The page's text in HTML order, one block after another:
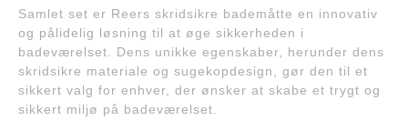
Samlet set er Reers skridsikre bademåtte en innovativ
og pålidelig løsning til at øge sikkerheden i
badeværelset. Dens unikke egenskaber, herunder dens
skridsikre materiale og sugekopdesign, gør den til et
sikkert valg for enhver, der ønsker at skabe et trygt og
sikkert miljø på badeværelset.